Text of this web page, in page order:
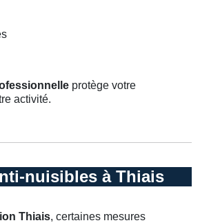
protège votre
activité.
nuisibles à Thiais
Thiais, certaines mesures